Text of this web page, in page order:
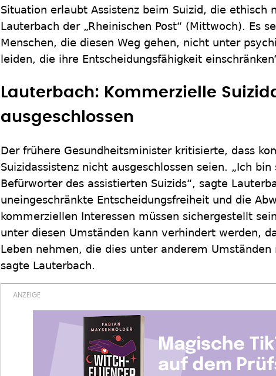
Situation erlaubt Assistenz beim Suizid, die ethisch
Lauterbach der „Rheinischen Post“ (Mittwoch). Es
Menschen, die diesen Weg gehen, nicht unter
leiden, die ihre Entscheidungsfähigkeit
Lauterbach: Kommerzielle
ausgeschlossen
Der frühere Gesundheitsminister kritisierte, dass
Suizidassistenz nicht ausgeschlossen seien. „Ich
Befürworter des assistierten Suizids“, sagte
uneingeschränkte Entscheidungsfreiheit und die
kommerziellen Interessen müssen sichergestellt
unter diesen Umständen kann verhindert werden,
Leben nehmen, die dies unter anderem
sagte Lauterbach.